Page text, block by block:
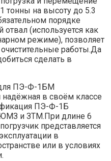
тонны на высоту до 5.3
порядке
(используется как
режиме), позволяет
работы.Да
сделать в
для ПЭ-Ф-1БМ
надёжная в своём классе
ПЭ-Ф-1Б
ЮМЗ и ЗТМ.При длине 6
представляется
в
или в условиях